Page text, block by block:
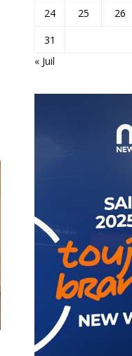
24
25 26
31
« Juil